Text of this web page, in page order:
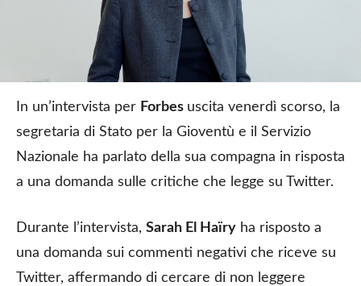
In un’intervista per Forbes uscita venerdì scorso, la
segretaria di Stato per la Gioventù e il Servizio
Nazionale ha parlato della sua compagna in risposta
a una domanda sulle critiche che legge su Twitter.
Durante l’intervista, Sarah El Haïry ha risposto a
una domanda sui commenti negativi che riceve su
Twitter, affermando di cercare di non leggere